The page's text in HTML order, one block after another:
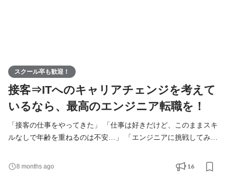
スクール卒も歓迎！
接客⇒ITへのキャリアチェンジを考えて
いるなら、最高のエンジニア転職を！
「接客の仕事をやってきた」 「仕事は好きだけど、このままスキ
ルなしで年齢を重ねるのは不安…」 「エンジニアに挑戦してみた
心してエンジニアデビューできる環境”を覗いてみませんか？ 【接
客経験は“強み”になります！】 実はエンジニアの仕事には、 お客
8 months ago 16